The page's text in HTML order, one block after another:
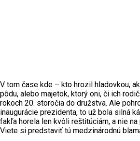
V tom čase kde – kto hrozil hladovkou,
pôdu, alebo majetok, ktorý oni, či ich
rokoch 20. storočia do družstva. Ale
inaugurácie prezidenta, to už bola silná
fakľa horela len kvôli reštitúciám, a nie
Viete si predstaviť tú medzinárodnú